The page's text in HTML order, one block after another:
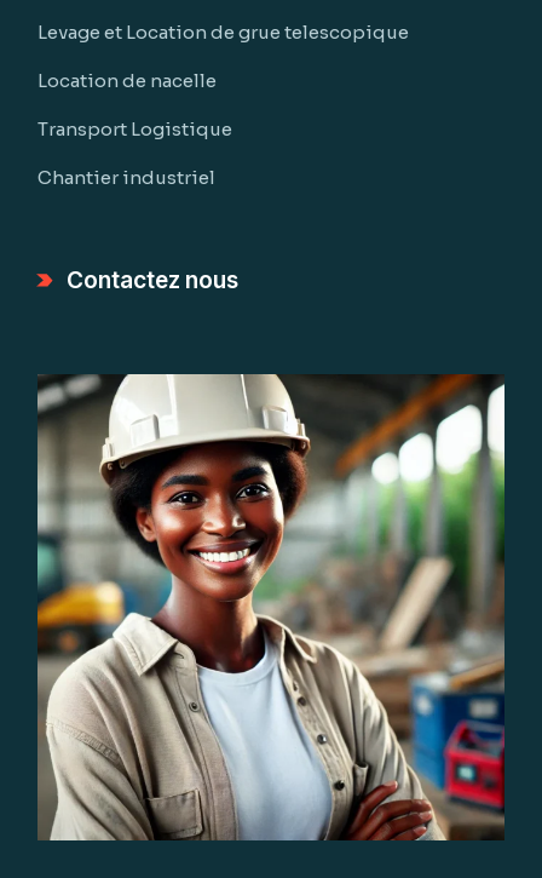
Levage et Location de grue telescopique
Location de nacelle
Transport Logistique
Chantier industriel
Contactez nous